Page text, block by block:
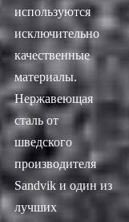
используются
исключительно
качественные
материалы.
Нержавеющая
сталь от
шведского
производителя
Sandvik и один из
лучших